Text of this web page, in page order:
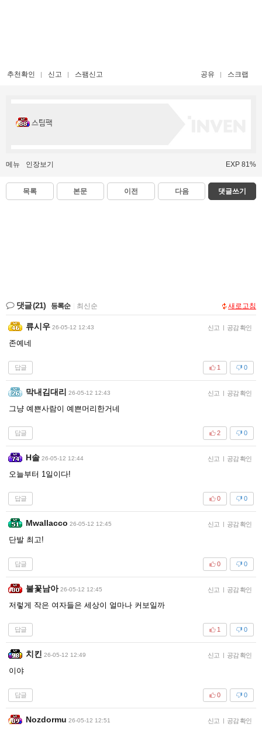
추천확인 신고 스팸신고 공유 스크랩
스팀팩
메뉴 인장보기 EXP 81%
목록 본문 이전 다음 댓글쓰기
댓글(21) 등록순 최신순 새로고침
류시우 26-05-12 12:43 신고 | 공감 확인
존예네
답글 0
1
막내김대리 26-05-12 12:43 신고 | 공감 확인
그냥 예쁜사람이 예쁜머리한거네
답글 0
2
H솔 26-05-12 12:44 신고 | 공감 확인
오늘부터 1일이다!
답글 0
0
Mwallacco 26-05-12 12:45 신고 | 공감 확인
단발 최고!
답글 0
0
불꽃남아 26-05-12 12:45 신고 | 공감 확인
저렇게 작은 여자들은 세상이 얼마나 커보일까
답글 0
1
치킨 26-05-12 12:49 신고 | 공감 확인
이야
답글 0
0
Nozdormu 26-05-12 12:51 신고 | 공감 확인